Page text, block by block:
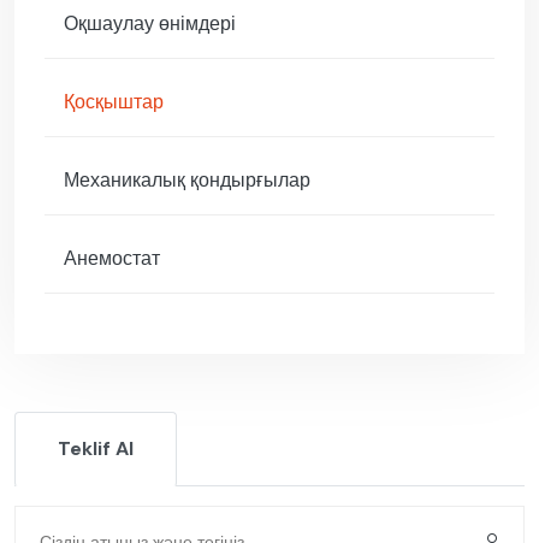
Оқшаулау өнімдері
Қосқыштар
Механикалық қондырғылар
Анемостат
Teklif Al